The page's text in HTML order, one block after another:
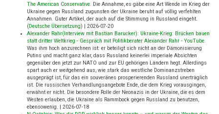
The American Conservative. Die Annahme, es gäbe eine Art Wende im Krieg der
Ukraine gegen Russland zugunsten der Ukraine beruht auf völlig verfehlten
Annahmen. Guter Artikel, der auch auf die Stimmung in Russland eingeht.
(Deutsche Übersetzung)
2026-07-20
Alexander Rahr(Interview mit Bastian Barucker): Ukraine-Krieg: Brücken bauen
statt dritter Weltkrieg - Gespräch mit Politikberater Alexander Rahr - YouTube.
Was ihm hoch anzurechnen ist: er beteiligt sich nicht an der Dämonisierung
Putins und macht ganz klar, dass Russland keinerlei imperiale Absichten
gegenüber den jetzt zur NATO und zur EU gehörigen Ländern hegt. Allerdings
spart auch er weitgehend aus, wie stark das westliche Dominanzstreben
ausgeprägt ist, für das ein souveränes prosperierenden Russland unerträglich
ist. Die russischen Verhandlungsangebote Ende, die dem Krieg vorausgingen,
erwähnt er nicht. Die besondere Rolle der Neonazis in der Ukraine, die es dem
Westen erlauben, die Ukraine als Rammbock gegen Russland zu benutzen,
ebensowenig.
2026-07-18